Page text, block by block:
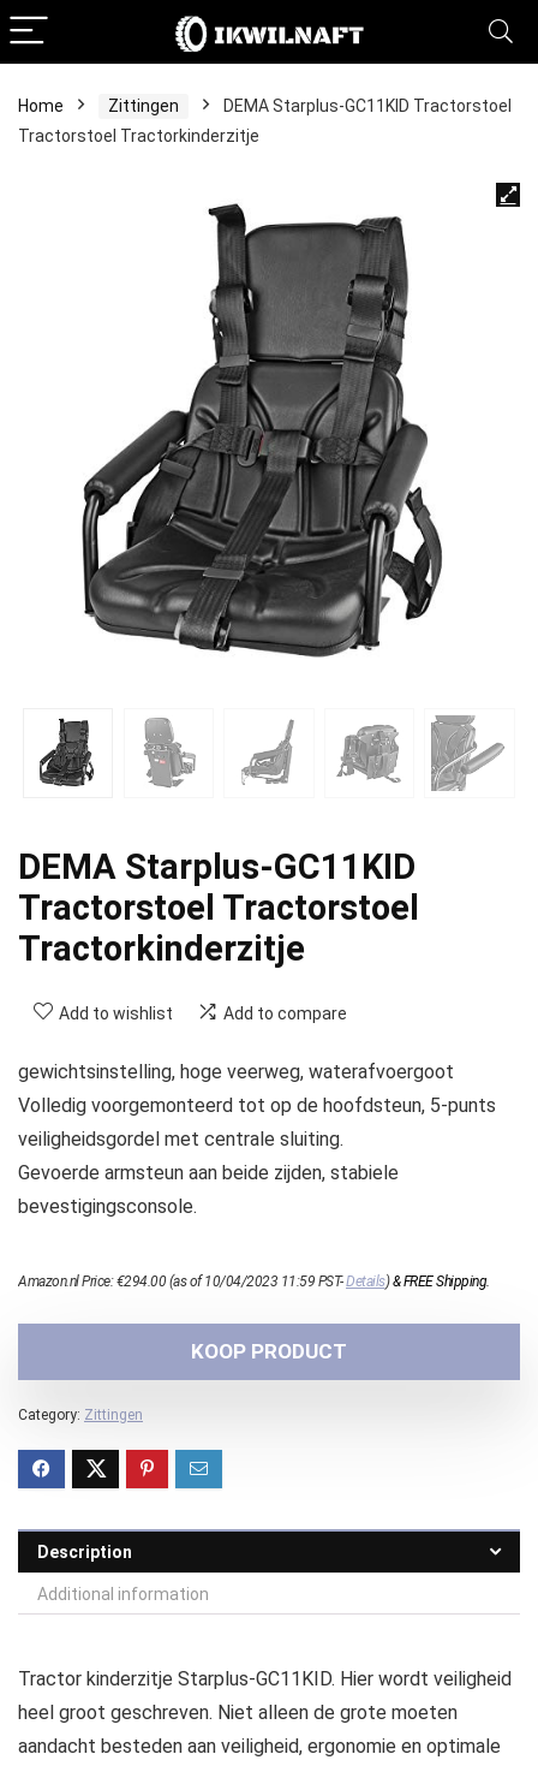
Home Zittingen
DEMA Starplus-GC11KID Tractorstoel
Tractorstoel Tractorkinderzitje
DEMA Starplus-GC11KID
Tractorstoel Tractorstoel
Tractorkinderzitje
Add to wishlist Add to compare
gewichtsinstelling, hoge veerweg, waterafvoergoot
Volledig voorgemonteerd tot op de hoofdsteun, 5-punts
veiligheidsgordel met centrale sluiting.
Gevoerde armsteun aan beide zijden, stabiele
bevestigingsconsole.
Amazon.nl Price:€294.00(as of 10/04/2023 11:59 PST-Details)&FREE Shipping.
KOOP PRODUCT
Category: Zittingen
Description
Additional information
Tractor kinderzitje Starplus-GC11KID. Hier wordt veiligheid
heel groot geschreven. Niet alleen de grote moeten
aandacht besteden aan veiligheid, ergonomie en optimale